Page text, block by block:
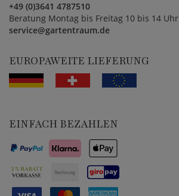
+49 (0)3641 4787510
Beratung Montag bis Freitag 10 bis 14 Uhr
service@gartentraum.de
EUROPAWEITE LIEFERUNG
EINFACH BEZAHLEN